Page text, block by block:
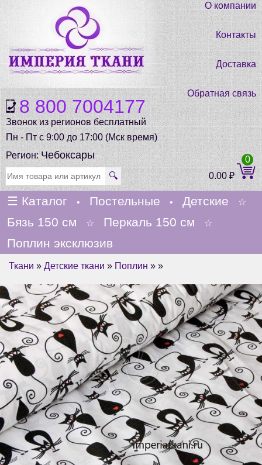
8 800 7004177
Звонок из регионов бесплатный
Пн - Пт с 9:00 до 17:00 (Мск время)
О компании
Контакты
Доставка
Обратная связь
Регион:Чебоксары
🔍 0.00₽
0
☰ Каталог • Постельные • Детские ☆
Бязь 150 см ☆ Перкаль 150 см ☆
Поплин эксклюзив
Ткани » Детские ткани » Поплин » »